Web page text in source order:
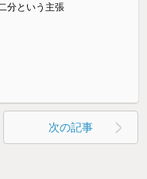
分という主張
次の記事